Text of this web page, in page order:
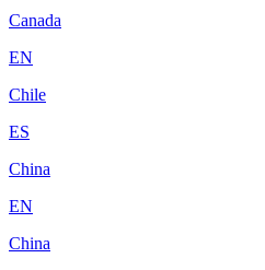
Canada
EN
Chile
ES
China
EN
China